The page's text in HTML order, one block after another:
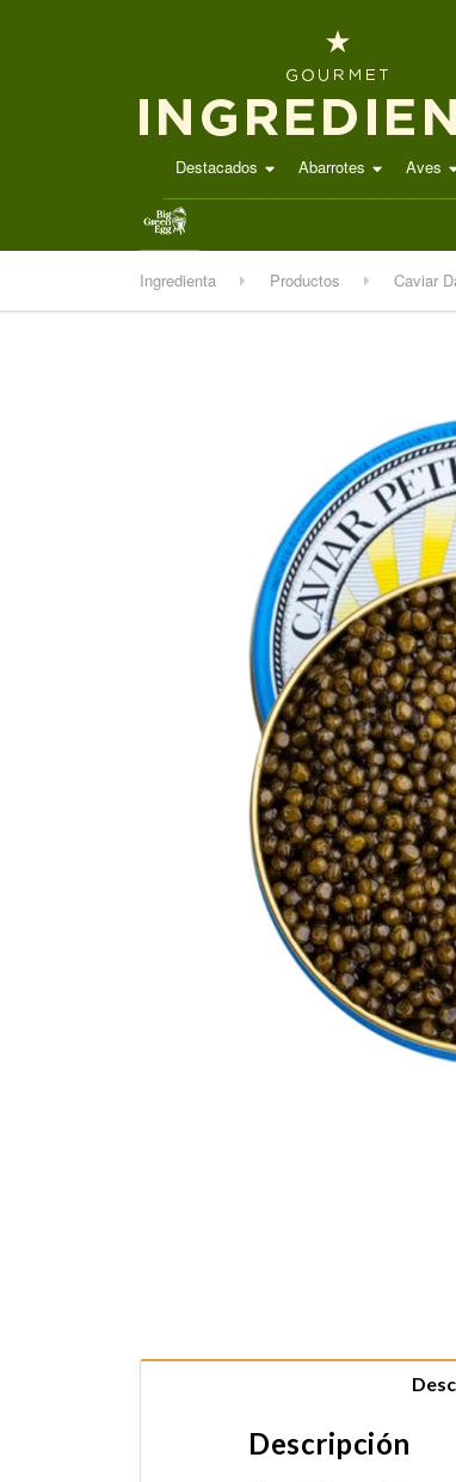
Destacados Abarrotes Aves
.
Ingredienta Productos Caviar
Descripción